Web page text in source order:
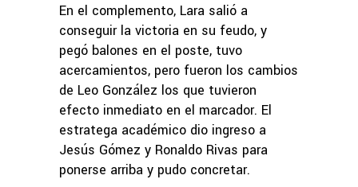
En el complemento, Lara salió a
conseguir la victoria en su feudo, y
pegó balones en el poste, tuvo
acercamientos, pero fueron los cambios
de Leo González los que tuvieron
efecto inmediato en el marcador. El
estratega académico dio ingreso a
Jesús Gómez y Ronaldo Rivas para
ponerse arriba y pudo concretar.